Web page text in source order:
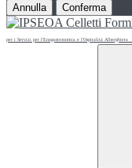
Annulla Conferma
per i Servizi per l'Enogastronomia e l'Ospitalità Alberghiera